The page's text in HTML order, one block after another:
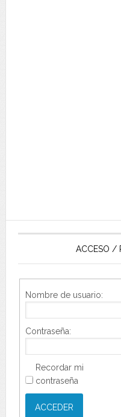
ACCESO /
Nombre de usuario:
Contraseña:
Recordar mi
contraseña
ACCEDER